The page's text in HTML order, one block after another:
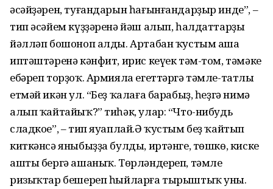
әсәйҙәрен, туғандарын һағынғандарҙыр инде”, –
тип әсәйем күҙҙәренә йәш алып, һалдаттарҙы
йәлләп бошоноп алды. Артабан ҡустым аша
иптәштәренә кәнфит, ирис кеүек тәм-том, тәмәке
ебәреп торҙоҡ. Армияла егеттәргә тәмле-татлы
етмәй икән ул. “Беҙ ҡалаға барабыҙ, һеҙгә нимә
алып ҡайтайыҡ?” тиһәк, улар: “Что-нибудь
сладкое”, – тип яуаплай.Ә ҡустым беҙ ҡайтып
киткәнсә яныбыҙҙа булды, иртәнге, төшкө, киске
ашты бергә ашаныҡ. Төрлән­дереп, тәмле
ризыҡтар бешереп һыйларға тырыштыҡ уны.